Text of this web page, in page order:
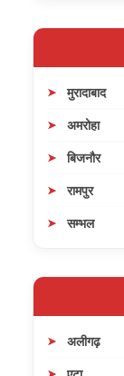
मुरादाबाद
अमरोहा
बिजनौर
रामपुर
सम्भल
अलीगढ़